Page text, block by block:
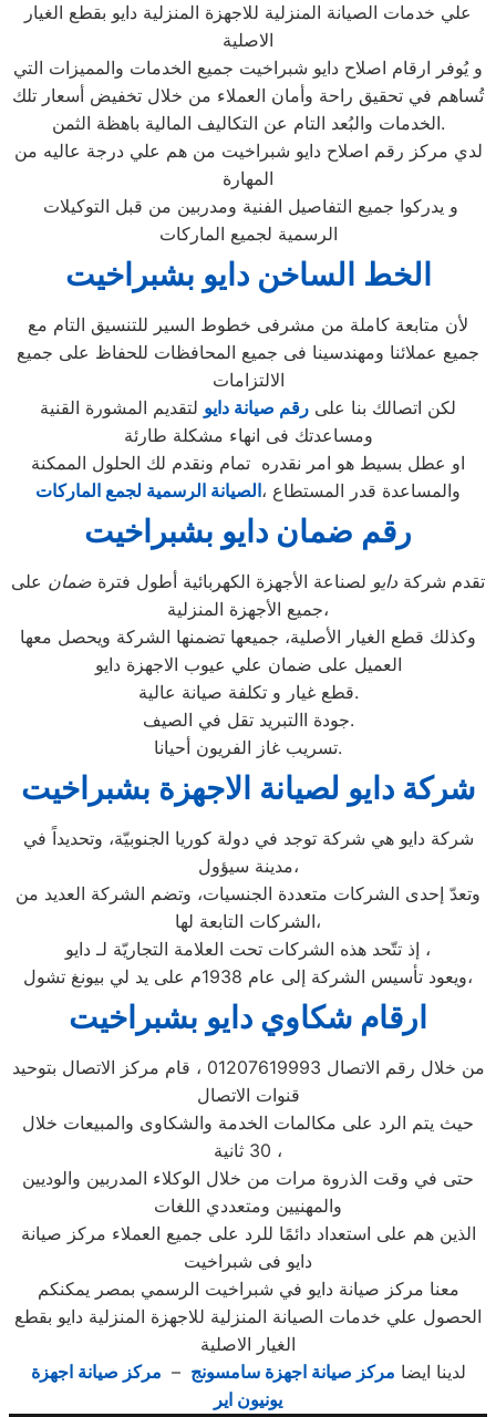
علي خدمات الصيانة المنزلية للاجهزة المنزلية دايو بقطع الغيار
الاصلية
و يُوفر ارقام اصلاح دايو شبراخيت جميع الخدمات والمميزات التي
تُساهم في تحقيق راحة وأمان العملاء من خلال تخفيض أسعار تلك
الخدمات والبُعد التام عن التكاليف المالية باهظة الثمن.
لدي مركز رقم اصلاح دايو شبراخيت من هم علي درجة عاليه من
المهارة
الرسمية لجميع الماركات
الخط الساخن دايو بشبراخيت
لأن متابعة كاملة من مشرفى خطوط السير للتنسيق التام مع
جميع عملائنا ومهندسينا فى جميع المحافظات للحفاظ على جميع
الالتزامات
لكن اتصالك بنا على رقم صيانة دايو لتقديم المشورة القنية
ومساعدتك فى انهاء مشكلة طارئة
او عطل بسيط هو امر نقدره تمام ونقدم لك الحلول الممكنة
والمساعدة قدر المستطاع ،الصيانة الرسمية لجمع الماركات
رقم ضمان دايو بشبراخيت
تقدم شركة دايو لصناعة الأجهزة الكهربائية أطول فترة ضمان على
جميع الأجهزة المنزلية،
وكذلك قطع الغيار الأصلية، جميعها تضمنها الشركة ويحصل معها
العميل على ضمان علي عيوب الاجهزة دايو
قطع غيار و تكلفة صيانة عالية.
جودة االتبريد تقل في الصيف.
تسريب غاز الفريون أحيانا.
شركة دايو لصيانة الاجهزة بشبراخيت
شركة دايو هي شركة توجد في دولة كوريا الجنوبيّة، وتحديداً في
مدينة سيؤول،
وتعدّ إحدى الشركات متعددة الجنسيات، وتضم الشركة العديد من
الشركات التابعة لها،
إذ تتّحد هذه الشركات تحت العلامة التجاريّة لـ دايو ،
ويعود تأسيس الشركة إلى عام 1938م على يد لي بيونغ تشول،
ارقام شكاوي دايو بشبراخيت
من خلال رقم الاتصال 01207619993 ، قام مركز الاتصال بتوحيد
قنوات الاتصال
حيث يتم الرد على مكالمات الخدمة والشكاوى والمبيعات خلال
30 ثانية ،
حتى في وقت الذروة مرات من خلال الوكلاء المدربين والوديين
والمهنيين ومتعددي اللغات
الذين هم على استعداد دائمًا للرد على جميع العملاء مركز صيانة
دايو فى شبراخيت
معنا مركز صيانة دايو في شبراخيت الرسمي بمصر يمكنكم
الحصول علي خدمات الصيانة المنزلية للاجهزة المنزلية دايو بقطع
الغيار الاصلية
لدينا ايضا مركز صيانة اجهزة سامسونج – مركز صيانة اجهزة
يونيون اير